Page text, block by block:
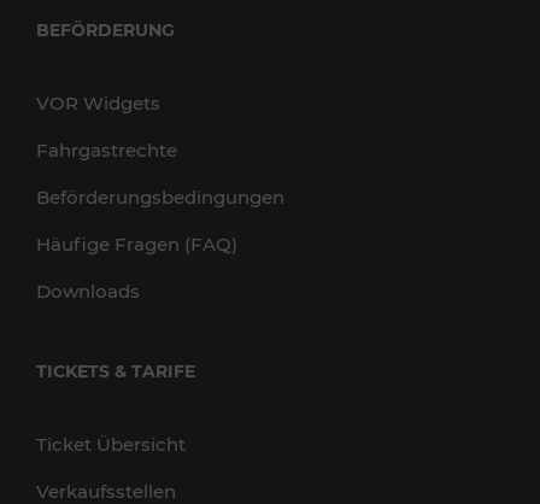
BEFÖRDERUNG
VOR Widgets
Fahrgastrechte
Beförderungsbedingungen
Häufige Fragen (FAQ)
Downloads
TICKETS & TARIFE
Ticket Übersicht
Verkaufsstellen